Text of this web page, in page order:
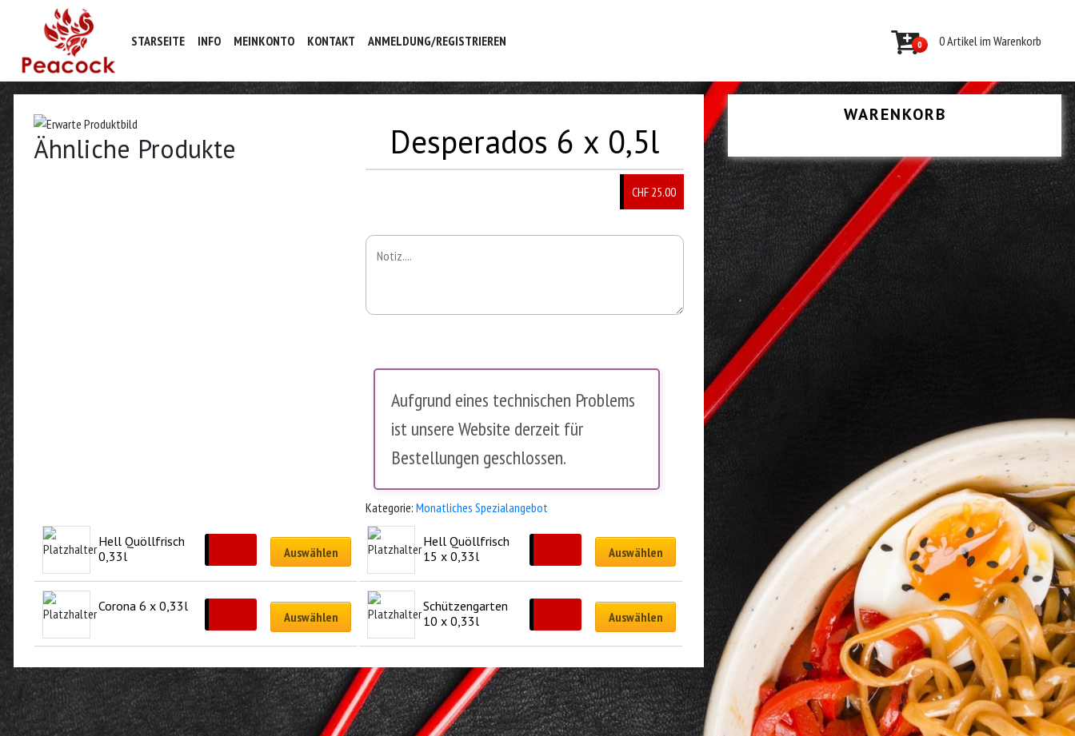
STARSEITE INFO MEINKONTO KONTAKT ANMELDUNG/REGISTRIEREN 0 0 Artikel im Warenkorb
Desperados 6 x 0,5l
CHF 25.00
Aufgrund eines technischen Problems
ist unsere Website derzeit für
Bestellungen geschlossen.
Kategorie: Monatliches Spezialangebot
Ähnliche Produkte
Hell Quöllfrisch
0,33l
Auswählen
Hell Quöllfrisch
15 x 0,33l
Auswählen
Corona 6 x 0,33l
Auswählen
Schützengarten
10 x 0,33l
Auswählen
WARENKORB